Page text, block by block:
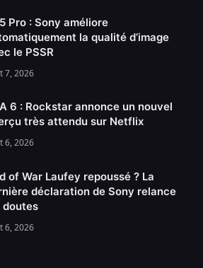
Pro : Sony améliore
la qualité d’image
le PSSR
7, 2026
6 : Rockstar annonce un nouvel
très attendu sur Netflix
6, 2026
of War Laufey repoussé ? La
déclaration de Sony relance
doutes
6, 2026